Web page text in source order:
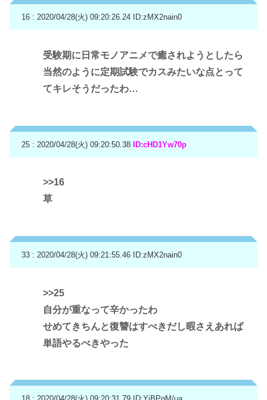
16 : 2020/04/28(火) 09:20:26.24 ID:zMX2nain0
受験期に日常モノアニメで癒されようとしたら
当然のように定期試験でカスみたいな点とって
てキレそうだったわ…
25 : 2020/04/28(火) 09:20:50.38 ID:cHD1Yw70p
>>16
草
33 : 2020/04/28(火) 09:21:55.46 ID:zMX2nain0
>>25
自分が重なって辛かったわ
せめてきちんと復讐はすべきだし暇さえあれば
単語やるべきやった